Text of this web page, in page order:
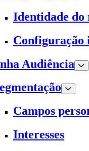
Identidade do
Configuração
Audiência
Campos
Interesses